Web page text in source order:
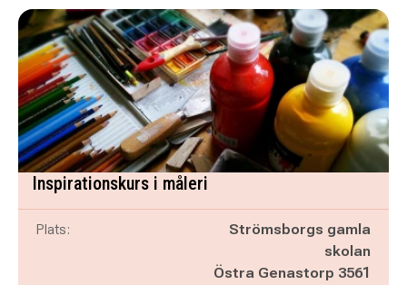
Inspirationskurs i måleri
Plats:
Strömsborgs gamla
skolan
Östra Genastorp 3561